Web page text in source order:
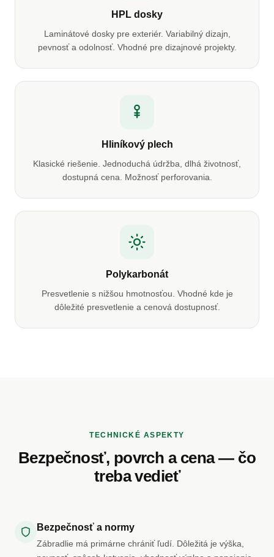
HPL dosky
Laminátové dosky pre exteriér. Variabilný dizajn,
pevnosť a odolnosť. Vhodné pre dizajnové projekty.
Hliníkový plech
Klasické riešenie. Jednoduchá údržba, dlhá životnosť,
dostupná cena. Možnosť perforovania.
Polykarbonát
Presvetlenie s nižšou hmotnosťou. Vhodné kde je
dôležité presvetlenie a cenová dostupnosť.
TECHNICKÉ ASPEKTY
Bezpečnosť, povrch a cena — čo
treba vedieť
Bezpečnosť a normy
Zábradlie má primárne chrániť ľudí. Dôležitá je výška,